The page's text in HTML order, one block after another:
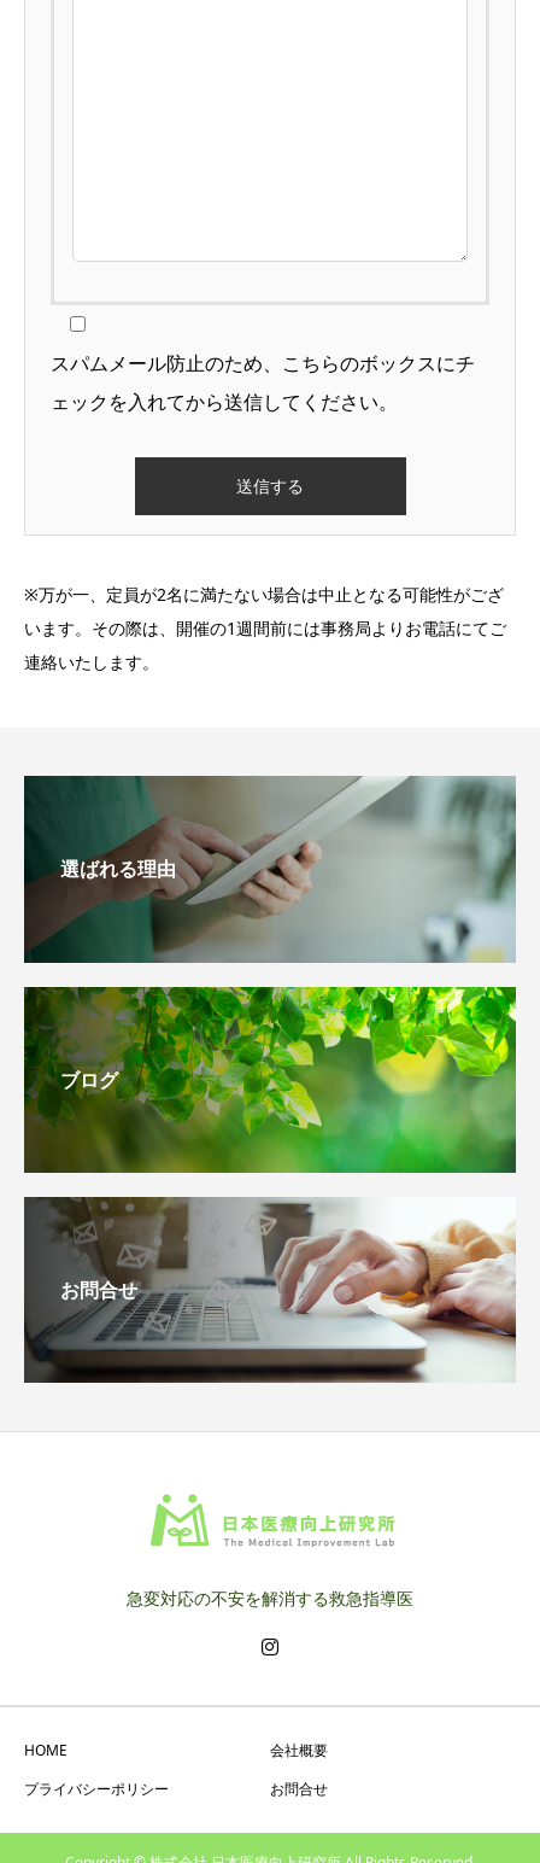
スパムメール防止のため、こちらのボックスにチ
ェックを入れてから送信してください。
※万が一、定員が2名に満たない場合は中止となる可能性がござ
います。その際は、開催の1週間前には事務局よりお電話にてご
連絡いたします。
選ばれる理由
ブログ
お問合せ
急変対応の不安を解消する救急指導医
HOME
会社概要
プライバシーポリシー
お問合せ